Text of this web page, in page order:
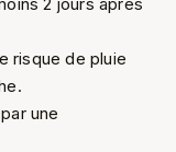
risque de pluie
une